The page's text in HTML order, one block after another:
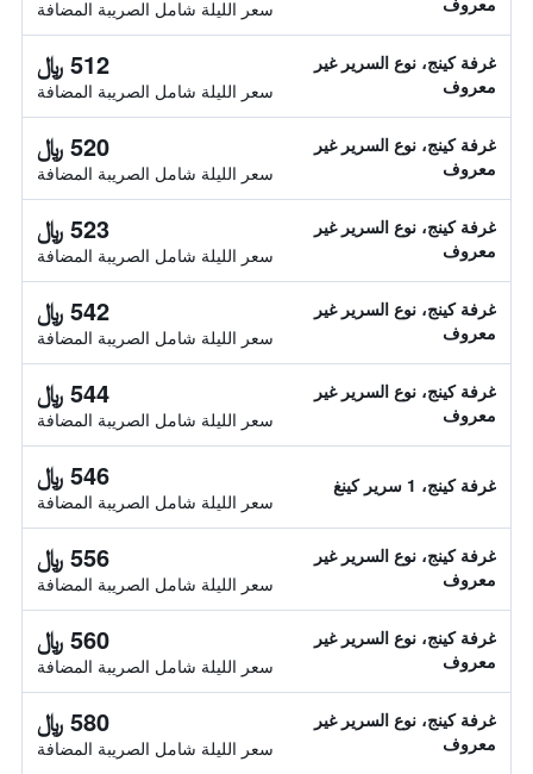
سعر الليلة شامل الصريبة المضافة
غرفة كينج، نوع السرير غير
معروف
512 ﷼
سعر الليلة شامل الصريبة المضافة
غرفة كينج، نوع السرير غير
معروف
520 ﷼
سعر الليلة شامل الصريبة المضافة
غرفة كينج، نوع السرير غير
معروف
523 ﷼
سعر الليلة شامل الصريبة المضافة
غرفة كينج، نوع السرير غير
معروف
542 ﷼
سعر الليلة شامل الصريبة المضافة
غرفة كينج، نوع السرير غير
معروف
544 ﷼
سعر الليلة شامل الصريبة المضافة
غرفة كينج، 1 سرير كينغ 546 ﷼
سعر الليلة شامل الصريبة المضافة
غرفة كينج، نوع السرير غير
معروف
556 ﷼
سعر الليلة شامل الصريبة المضافة
غرفة كينج، نوع السرير غير
معروف
560 ﷼
سعر الليلة شامل الصريبة المضافة
غرفة كينج، نوع السرير غير
معروف
580 ﷼
سعر الليلة شامل الصريبة المضافة